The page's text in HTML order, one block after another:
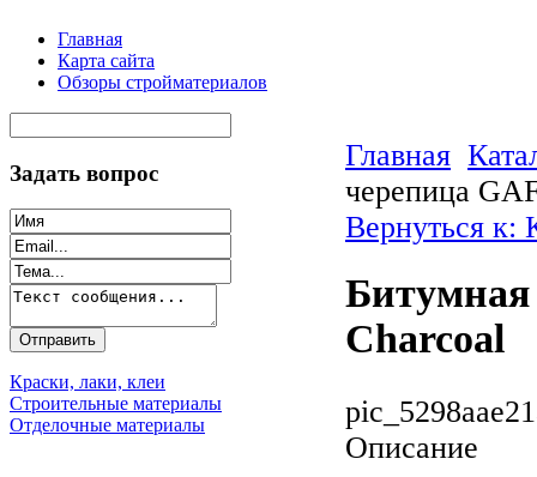
Главная
Карта сайта
Обзоры стройматериалов
Задать вопрос
Краски, лаки, клеи
Строительные материалы
Отделочные материалы
Главная
черепица
Вернуться к:
Битумная
Charcoal
Описание